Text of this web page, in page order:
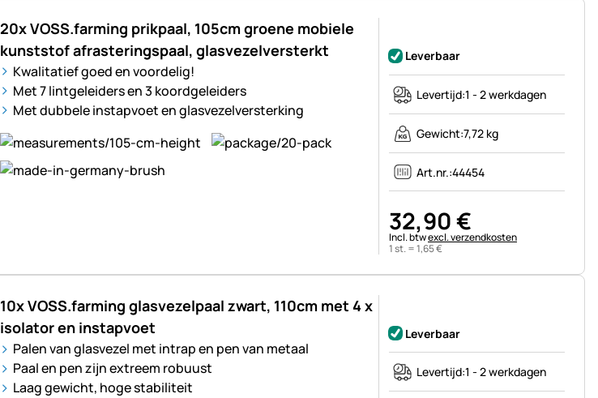
20x VOSS.farming prikpaal, 105cm groene mobiele
kunststof afrasteringspaal, glasvezelversterkt
Kwalitatief goed en voordelig!
Met 7 lintgeleiders en 3 koordgeleiders
Met dubbele instapvoet en glasvezelversterking
Leverbaar
Levertijd:1 - 2 werkdagen
Gewicht:7,72 kg
Art.nr.:44454
32,90€
Belastinginformatie:
Incl. btwexcl. verzendkosten
1 st. =1,65€
10x VOSS.farming glasvezelpaal zwart, 110cm met 4 x
isolator en instapvoet
Palen van glasvezel met intrap en pen van metaal
Paal en pen zijn extreem robuust
Laag gewicht, hoge stabiliteit
Leverbaar
Levertijd:1 - 2 werkdagen